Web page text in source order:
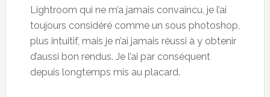
Lightroom qui ne m’a jamais convaincu, je l’ai
toujours considéré comme un sous photoshop,
plus intuitif, mais je n’ai jamais réussi à y obtenir
d’aussi bon rendus. Je l’ai par conséquent
depuis longtemps mis au placard.